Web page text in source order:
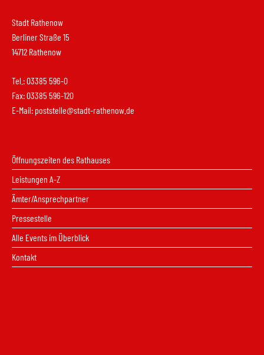
Stadt Rathenow
Berliner Straße 15
14712 Rathenow
Tel.: 03385 596-0
Fax: 03385 596-120
E-Mail: poststelle@stadt-rathenow.de
Öffnungszeiten des Rathauses
Leistungen A-Z
Ämter/Ansprechpartner
Pressestelle
Alle Events im Überblick
Kontakt